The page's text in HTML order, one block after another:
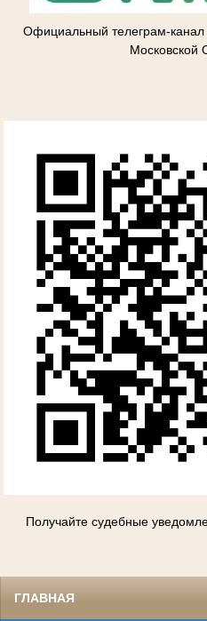
Официальный телеграм-
Московской
Получайте судебные
ГЛАВНАЯ